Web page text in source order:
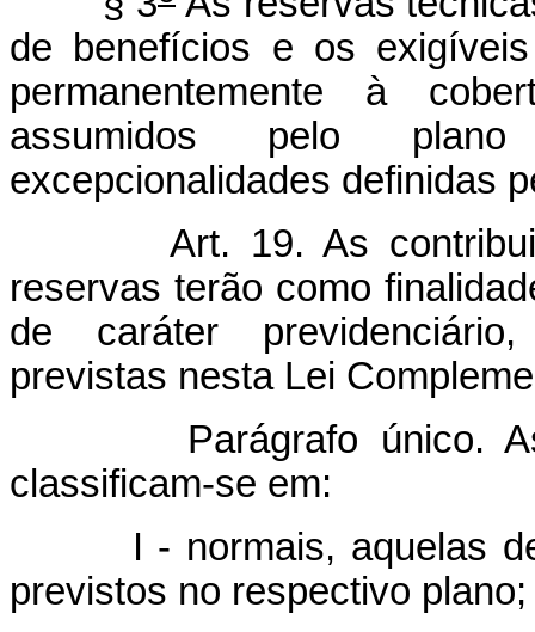
de benefícios e os
permanentemente à
assumidos pelo
excepcionalidades definidas
Art. 19. As
reservas terão como
de caráter
previstas nesta Lei
Parágrafo único. As
classificam-se em:
I - normais, aquelas
previstos no respectivo plano;